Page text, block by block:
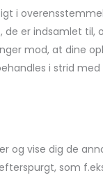
i
er indsamlet
mod, at dine
i strid med
og vise dig de
som